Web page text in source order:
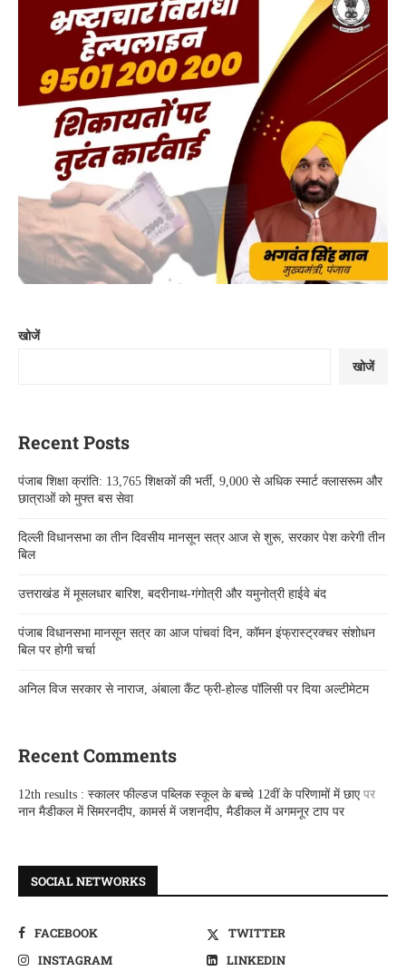
खोजें
खोजें
Recent Posts
पंजाब शिक्षा क्रांति: 13,765 शिक्षकों की भर्ती, 9,000 से अधिक स्मार्ट क्लासरूम और
छात्राओं को मुफ्त बस सेवा
दिल्ली विधानसभा का तीन दिवसीय मानसून सत्र आज से शुरू, सरकार पेश करेगी तीन
बिल
उत्तराखंड में मूसलधार बारिश, बदरीनाथ-गंगोत्री और यमुनोत्री हाईवे बंद
पंजाब विधानसभा मानसून सत्र का आज पांचवां दिन, कॉमन इंफ्रास्ट्रक्चर संशोधन
बिल पर होगी चर्चा
अनिल विज सरकार से नाराज, अंबाला कैंट फ्री-होल्ड पॉलिसी पर दिया अल्टीमेटम
Recent Comments
12th results : स्कालर फील्डज पब्लिक स्कूल के बच्चे 12वीं के परिणामों में छाएपर
नान मैडीकल में सिमरनदीप, कामर्स में जशनदीप, मैडीकल में अगमनूर टाप पर
SOCIAL NETWORKS
FACEBOOK
TWITTER
INSTAGRAM
LINKEDIN